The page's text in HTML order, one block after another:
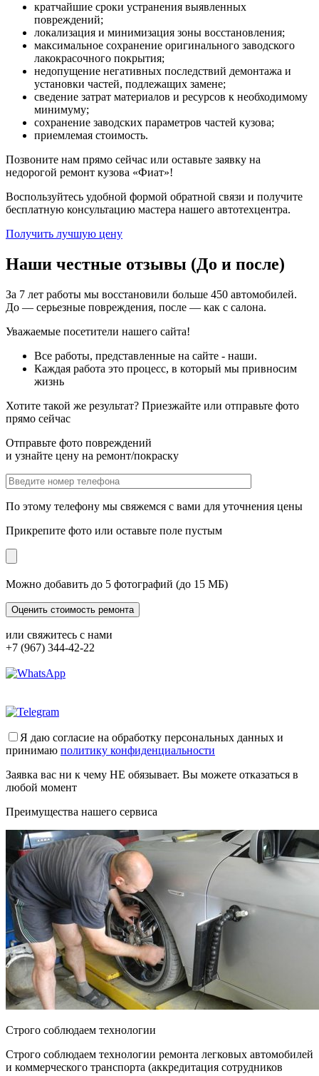
кратчайшие сроки устранения выявленных
повреждений;
локализация и минимизация зоны восстановления;
максимальное сохранение оригинального заводского
лакокрасочного покрытия;
недопущение негативных последствий демонтажа и
установки частей, подлежащих замене;
сведение затрат материалов и ресурсов к необходимому
минимуму;
сохранение заводских параметров частей кузова;
приемлемая стоимость.
Позвоните нам прямо сейчас или оставьте заявку на
недорогой ремонт кузова «Фиат»!
Воспользуйтесь удобной формой обратной связи и получите
бесплатную консультацию мастера нашего автотехцентра.
Получить лучшую цену
Наши честные отзывы (До и после)
За 7 лет работы мы восстановили больше 450 автомобилей.
До — серьезные повреждения, после — как с салона.
Уважаемые посетители нашего сайта!
Все работы, представленные на сайте - наши.
Каждая работа это процесс, в который мы привносим
жизнь
Хотите такой же результат? Приезжайте или отправьте фото
прямо сейчас
Отправьте фото повреждений
и узнайте цену на ремонт/покраску
По этому телефону мы свяжемся с вами для уточнения цены
Прикрепите фото или оставьте поле пустым
Можно добавить до 5 фотографий (до 15 МБ)
или свяжитесь с нами
+7 (967) 344-42-22
Я даю согласие на обработку персональных данных и
принимаю политику конфиденциальности
Заявка вас ни к чему НЕ обязывает. Вы можете отказаться в
любой момент
Преимущества нашего сервиса
Строго соблюдаем технологии
Строго соблюдаем технологии ремонта легковых автомобилей
и коммерческого транспорта (аккредитация сотрудников